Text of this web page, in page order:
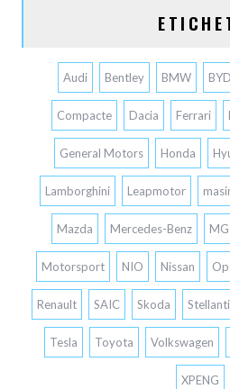
Audi Bentley BMW BYD
Compacte Dacia Ferrari
General Motors Honda
Lamborghini Leapmotor
Mazda Mercedes-Benz MG
Motorsport NIO Nissan
Renault SAIC Skoda
Tesla Toyota Volkswagen
XPENG